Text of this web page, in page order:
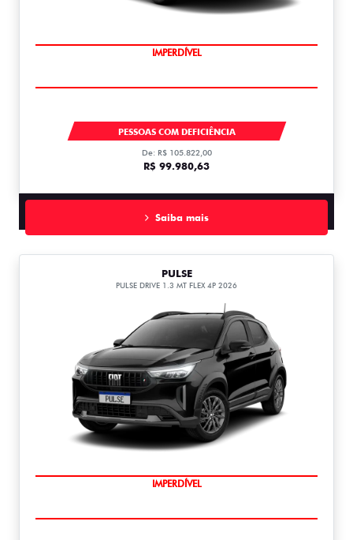
IMPERDÍVEL
PESSOAS COM DEFICIÊNCIA
De: R$ 105.822,00
R$ 99.980,63
Saiba mais
PULSE
PULSE DRIVE 1.3 MT FLEX 4P 2026
IMPERDÍVEL